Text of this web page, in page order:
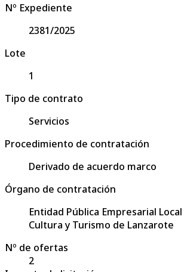
Nº Expediente
2381/2025
Lote
1
Tipo de contrato
Servicios
Procedimiento de contratación
Derivado de acuerdo marco
Órgano de contratación
Entidad Pública Empresarial
Cultura y Turismo de Lanzarote
Nº de ofertas
2